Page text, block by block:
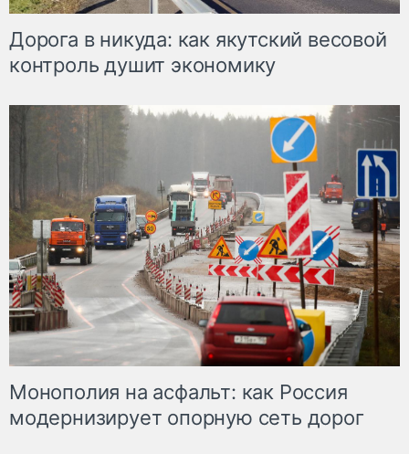
Дорога в никуда: как якутский весовой
контроль душит экономику
Монополия на асфальт: как Россия
модернизирует опорную сеть дорог